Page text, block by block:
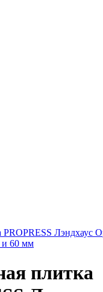
PROPRESS Лэндхаус
и 60 мм
плитка